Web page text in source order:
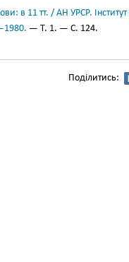
в 11 тт. / АН УРСР.
— Т. 1. — С. 124.
Поділитись: